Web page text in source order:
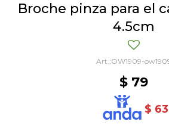
Broche pinza para el
4.5cm
OW1909-
$ 79
$ 63